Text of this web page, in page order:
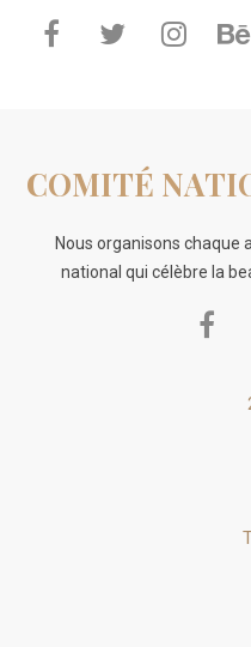
COMITÉ
Nous organisons chaque
national qui célèbre la